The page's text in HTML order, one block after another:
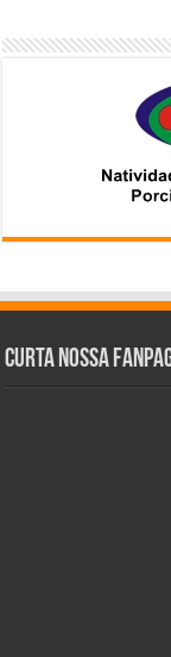
Curta Nossa